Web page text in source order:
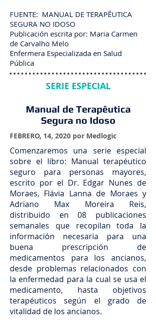
FUENTE: MANUAL DE TERAPÊUTICA
SEGURA NO IDOSO
Publicación escrita por: Maria Carmen
de Carvalho Melo
Enfermera Especializada en Salud
Pública
SERIE ESPECIAL
Manual de Terapêutica
Segura no Idoso
FEBRERO, 14, 2020 por Medlogic
Comenzaremos una serie especial
sobre el libro: Manual terapéutico
seguro para personas mayores,
escrito por el Dr. Edgar Nunes de
Moraes, Flávia Lanna de Moraes y
Adriano Max Moreira Reis,
distribuido en 08 publicaciones
semanales que recopilan toda la
información necesaria para una
buena prescripción de
medicamentos para los ancianos,
desde problemas relacionados con
la enfermedad para la cual se usa el
medicamento, hasta objetivos
terapéuticos según el grado de
vitalidad de los ancianos.